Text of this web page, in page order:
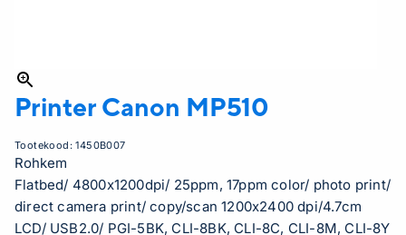
Printer Canon MP510
Tootekood:1450B007
Rohkem
Flatbed/ 4800x1200dpi/ 25ppm, 17ppm color/ photo print/
direct camera print/ copy/scan 1200x2400 dpi/4.7cm
LCD/ USB2.0/ PGI-5BK, CLI-8BK, CLI-8C, CLI-8M, CLI-8Y